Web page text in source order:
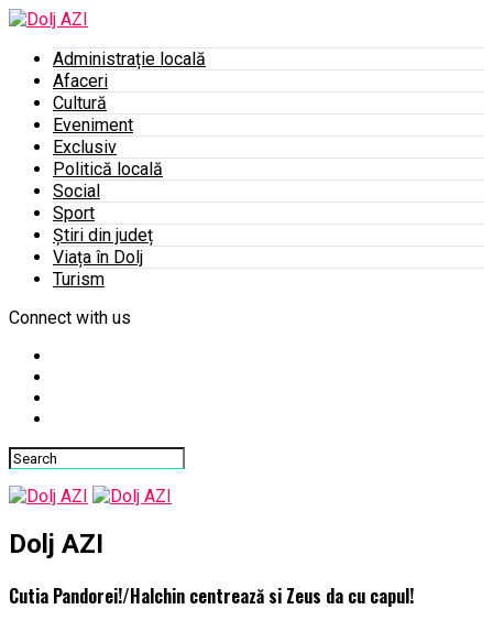
Administrație locală
Afaceri
Cultură
Eveniment
Exclusiv
Politică locală
Social
Sport
Știri din județ
Viața în Dolj
Turism
Connect with us
Dolj AZI
Cutia Pandorei!/Halchin centrează si Zeus da cu capul!